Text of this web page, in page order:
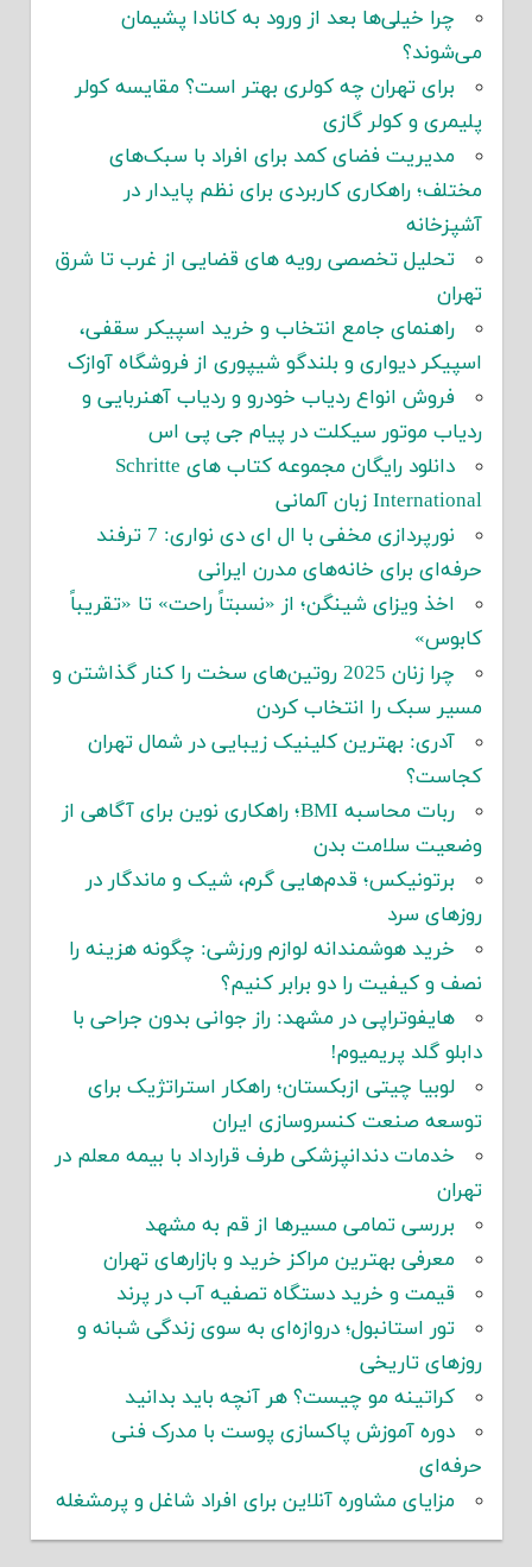
چرا خیلی‌ها بعد از ورود به کانادا پشیمان
می‌شوند؟
برای تهران چه کولری بهتر است؟ مقایسه کولر
پلیمری و کولر گازی
مدیریت فضای کمد برای افراد با سبک‌های
مختلف؛ راهکاری کاربردی برای نظم پایدار در
آشپزخانه
تحلیل تخصصی رویه های قضایی از غرب تا شرق
تهران
راهنمای جامع انتخاب و خرید اسپیکر سقفی،
اسپیکر دیواری و بلندگو شیپوری از فروشگاه آوازک
فروش انواع ردیاب خودرو و ردیاب آهنربایی و
ردیاب موتور سیکلت در پیام جی پی اس
دانلود رایگان مجموعه کتاب های Schritte
International زبان آلمانی
نورپردازی مخفی با ال ای دی نواری: 7 ترفند
حرفه‌ای برای خانه‌های مدرن ایرانی
اخذ ویزای شینگن؛ از «نسبتاً راحت» تا «تقریباً
کابوس»
چرا زنان 2025 روتین‌های سخت را کنار گذاشتن و
مسیر سبک را انتخاب کردن
آدری: بهترین کلینیک زیبایی در شمال تهران
کجاست؟
ربات محاسبه BMI؛ راهکاری نوین برای آگاهی از
وضعیت سلامت بدن
برتونیکس؛ قدم‌هایی گرم، شیک و ماندگار در
روزهای سرد
خرید هوشمندانه لوازم ورزشی: چگونه هزینه را
نصف و کیفیت را دو برابر کنیم؟
هایفوتراپی در مشهد: راز جوانی بدون جراحی با
دابلو گلد پریمیوم!
لوبیا چیتی ازبکستان؛ راهکار استراتژیک برای
توسعه صنعت کنسروسازی ایران
خدمات دندانپزشکی طرف قرارداد با بیمه معلم در
تهران
بررسی تمامی مسیرها از قم به مشهد
معرفی بهترین مراکز خرید و بازارهای تهران
قیمت و خرید دستگاه تصفیه آب در پرند
تور استانبول؛ دروازه‌ای به سوی زندگی شبانه و
روزهای تاریخی
کراتینه مو چیست؟ هر آنچه باید بدانید
دوره آموزش پاکسازی پوست با مدرک فنی
حرفه‌ای
مزایای مشاوره آنلاین برای افراد شاغل و پرمشغله